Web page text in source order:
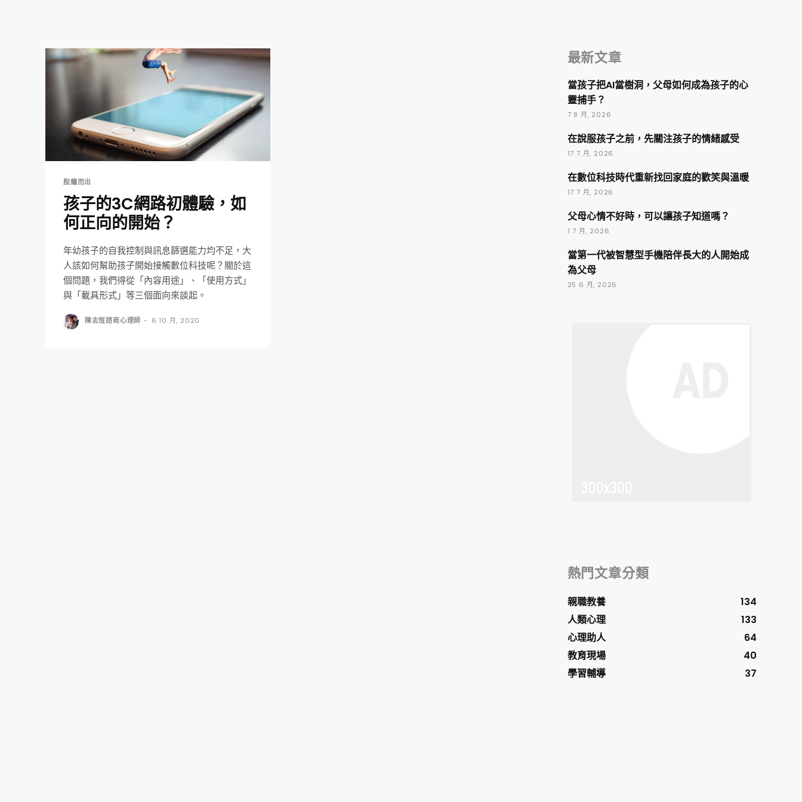
脫癮而出
孩子的3C網路初體驗，如
何正向的開始？
年幼孩子的自我控制與訊息篩選能力均不足，大
人該如何幫助孩子開始接觸數位科技呢？關於這
個問題，我們得從「內容用途」、「使用方式」
與「載具形式」等三個面向來談起。
陳志恆諮商心理師 - 6 10 月, 2020
最新文章
當孩子把AI當樹洞，父母如何成為孩子的心
靈捕手？
7 8 月, 2026
在說服孩子之前，先關注孩子的情緒感受
17 7 月, 2026
在數位科技時代重新找回家庭的歡笑與溫暖
17 7 月, 2026
父母心情不好時，可以讓孩子知道嗎？
1 7 月, 2026
當第一代被智慧型手機陪伴長大的人開始成
為父母
25 6 月, 2026
熱門文章分類
親職教養
134
人類心理
133
心理助人
64
教育現場
40
學習輔導
37